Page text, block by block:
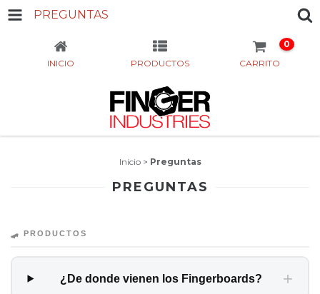
PREGUNTAS
INICIO PRODUCTOS CARRITO
0
Inicio > Preguntas
PREGUNTAS
🛹 PRODUCTOS
¿De donde vienen los Fingerboards? +